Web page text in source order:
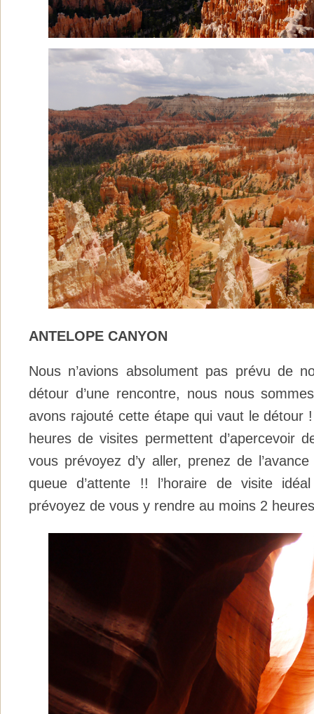
ANTELOPE CANYON
Nous n’avions absolument pas prévu de
détour d’une rencontre, nous nous
avons rajouté cette étape qui vaut le détour
heures de visites permettent d’apercevoir
vous prévoyez d’y aller, prenez de
queue d’attente !! l’horaire de visite
prévoyez de vous y rendre au moins 2